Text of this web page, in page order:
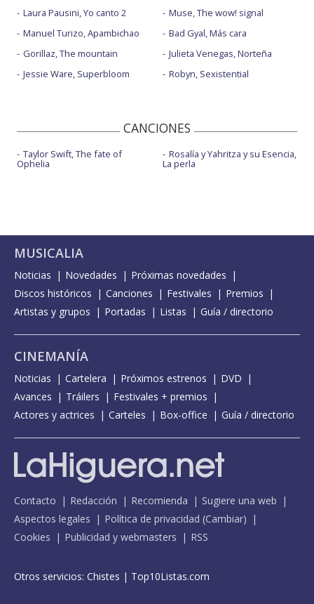
Laura Pausini, Yo canto 2
Manuel Turizo, Apambichao
Gorillaz, The mountain
Jessie Ware, Superbloom
Muse, The wow! signal
Bad Gyal, Más cara
Julieta Venegas, Norteña
Robyn, Sexistential
CANCIONES
Taylor Swift, The fate of
Ophelia
Rosalía y Yahritza y su Esencia,
La perla
MUSICALIA
Noticias Novedades
Próximas novedades
Discos históricos
Canciones Festivales
Premios
Artistas y grupos
Portadas Listas Guía / directorio
CINEMANÍA
Noticias Cartelera Próximos estrenos
DVD
Avances
Tráilers
Festivales + premios
Actores y actrices
Carteles Box-office Guía / directorio
Contacto Redacción Recomienda
Sugiere una web
Aspectos legales
Política de privacidad (Cambiar)
Cookies
Publicidad y webmasters RSS
Otros servicios: Chistes | Top10Listas.com